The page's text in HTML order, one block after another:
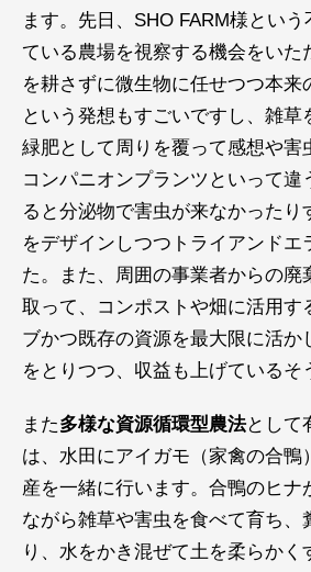
ます。先日、SHO FARM様とい
ている農場を視察する機会をいた
を耕さずに微生物に任せつつ本来
という発想もすごいですし、雑草
緑肥として周りを覆って感想や害
コンパニオンプランツといって違
ると分泌物で害虫が来なかったり
をデザインしつつトライアンドエ
た。また、周囲の事業者からの廃
取って、コンポストや畑に活用す
ブかつ既存の資源を最大限に活か
をとりつつ、収益も上げているそ
また多様な資源循環型農法として
は、水田にアイガモ（家禽の合鴨
産を一緒に行います。合鴨のヒナ
ながら雑草や害虫を食べて育ち、
り、水をかき混ぜて土を柔らかく